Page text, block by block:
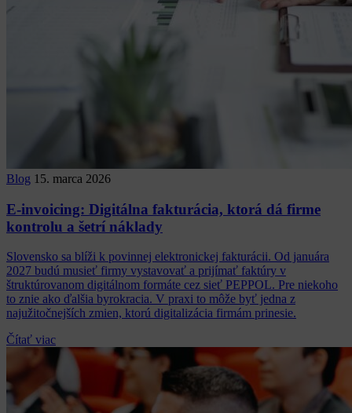
Blog 15. marca 2026
E-invoicing: Digitálna fakturácia, ktorá dá firme
kontrolu a šetrí náklady
Slovensko sa blíži k povinnej elektronickej fakturácii. Od januára
2027 budú musieť firmy vystavovať a prijímať faktúry v
štruktúrovanom digitálnom formáte cez sieť PEPPOL. Pre niekoho
to znie ako ďalšia byrokracia. V praxi to môže byť jedna z
najužitočnejších zmien, ktorú digitalizácia firmám prinesie.
Čítať viac